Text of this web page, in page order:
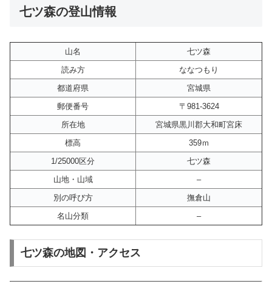
七ツ森の登山情報
山名
七ツ森
読み方
ななつもり
都道府県
宮城県
郵便番号
〒981-3624
所在地
宮城県黒川郡大和町宮床
標高
359ｍ
1/25000区分
七ツ森
山地・山域
–
別の呼び方
撫倉山
名山分類
–
七ツ森の地図・アクセス